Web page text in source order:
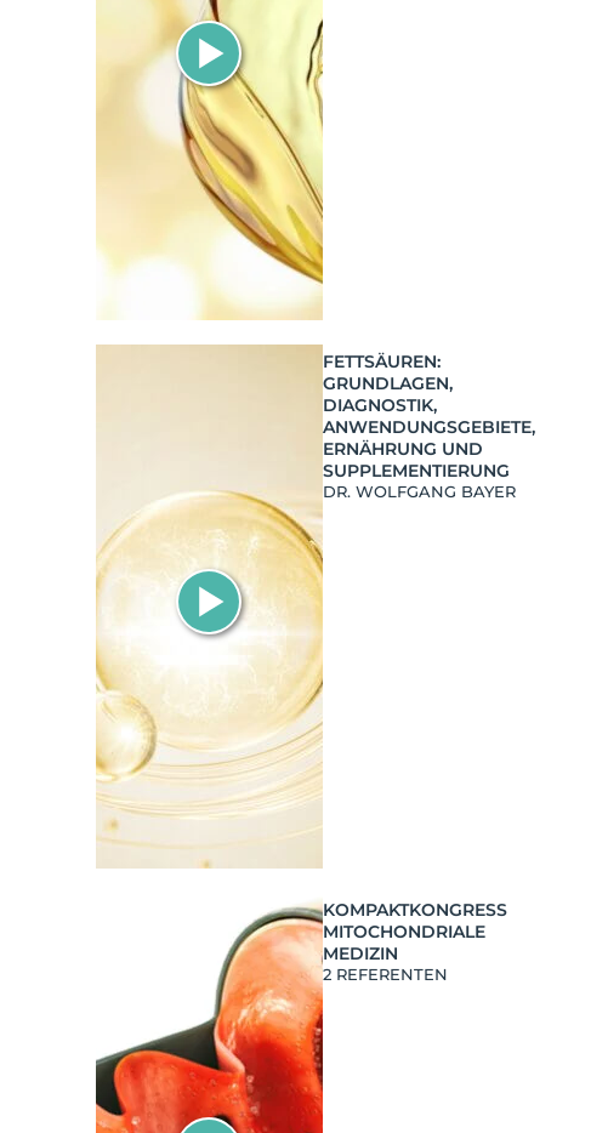
FETTSÄUREN:
GRUNDLAGEN,
DIAGNOSTIK,
ANWENDUNGSGEBIETE,
ERNÄHRUNG UND
SUPPLEMENTIERUNG
DR. WOLFGANG BAYER
KOMPAKTKONGRESS
MITOCHONDRIALE
MEDIZIN
2 REFERENTEN